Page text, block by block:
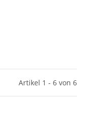
Artikel 1 - 6 von 6